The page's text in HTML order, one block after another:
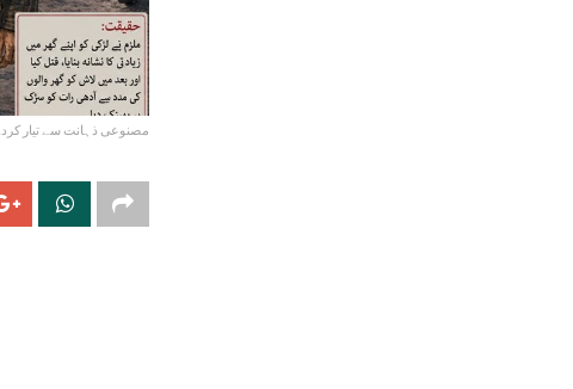
مصنوعی ذہانت سے تیار